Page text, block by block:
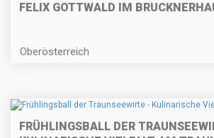
FELIX GOTTWALD IM
Oberösterreich
FRÜHLINGSBALL DER